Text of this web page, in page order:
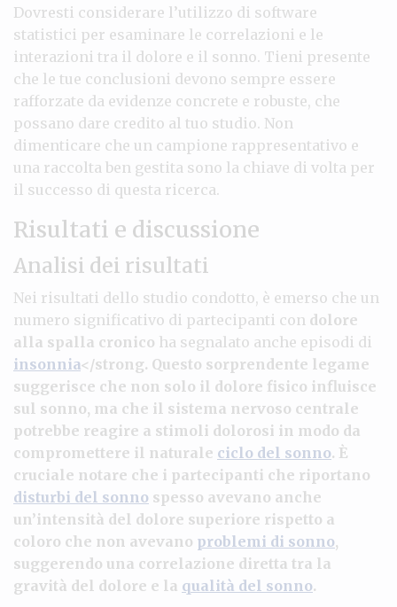
Dovresti considerare l’utilizzo di software
statistici per esaminare le correlazioni e le
interazioni tra il dolore e il sonno. Tieni presente
che le tue conclusioni devono sempre essere
rafforzate da evidenze concrete e robuste, che
possano dare credito al tuo studio. Non
dimenticare che un campione rappresentativo e
una raccolta ben gestita sono la chiave di volta per
il successo di questa ricerca.
Risultati e discussione
Analisi dei risultati
Nei risultati dello studio condotto, è emerso che un
numero significativo di partecipanti con dolore
alla spalla cronico ha segnalato anche episodi di
insonnia</strong. Questo sorprendente legame
suggerisce che non solo il dolore fisico influisce
sul sonno, ma che il sistema nervoso centrale
potrebbe reagire a stimoli dolorosi in modo da
compromettere il naturale ciclo del sonno. È
cruciale notare che i partecipanti che riportano
disturbi del sonno spesso avevano anche
un’intensità del dolore superiore rispetto a
coloro che non avevano problemi di sonno,
suggerendo una correlazione diretta tra la
gravità del dolore e la qualità del sonno.